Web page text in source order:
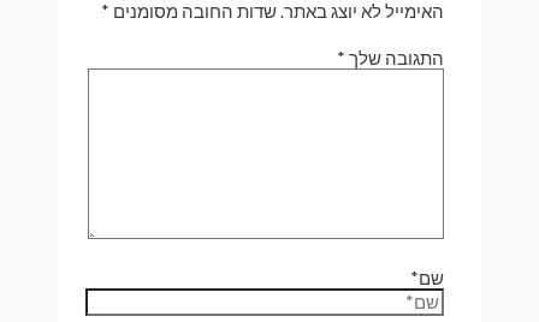
האימייל לא יוצג באתר.שדות החובה מסומנים *
התגובה שלך *
שם*